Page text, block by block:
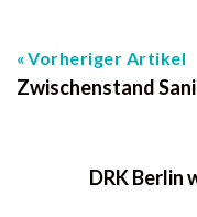
Vorheriger Artikel
Zwischenstand
DRK Berlin